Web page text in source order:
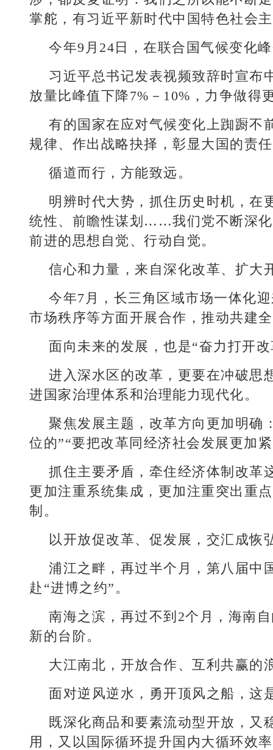
掌舵，有习近平新时代中国特色社会
今年9月24日，在联合国气候变化
习近平总书记发表视频致辞时宣布
放量比峰值下降7%－10%，力争做
有的国家在应对气候变化上踟蹰不
规律、作出战略抉择，彰显大国的责
循道而行，方能致远。
明辨时代大势，抓住历史时机，在
统性、前瞻性谋划……我们党不断深化
前进的思想自觉、行动自觉。
信心和力量，来自深化改革、扩大
今年7月，长三角区域市场一体化
市场秩序等方面开展合作，推动共建
面向未来的发展，也是“奋力打开
进入深水区的改革，更要在冲破思
进国家治理体系和治理能力现代化。
聚焦发展主题，改革方向更加明确
位的”“要把改革同经济社会发展更加
抓住主要矛盾，牵住经济体制改革
更加注重系统集成，更加注重突出重
制。
以开放促改革、促发展，交汇成恢
浦江之畔，再过半个月，第八届中
赴“进博之约”。
南海之滨，再过不到2个月，海南
新的台阶。
大江南北，开放合作、互利共赢的
面对逆风逆水，勇开顶风之船，这
既深化商品和要素流动型开放，又
用，又以国际循环提升国内大循环效